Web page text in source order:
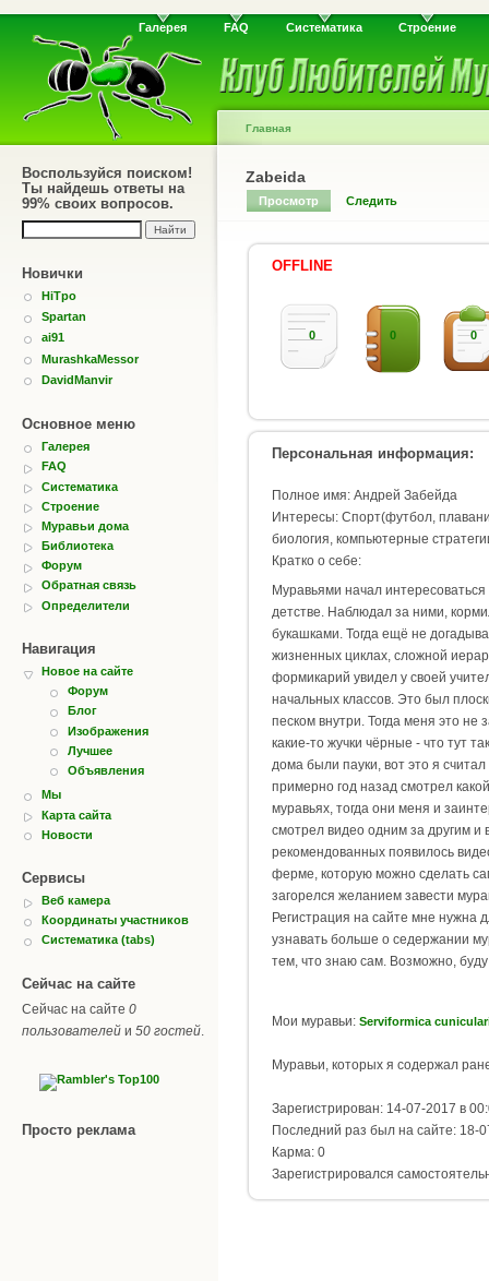
Галерея FAQ Систематика Строение
Воспользуйся поиском!
Ты найдешь ответы на
99% своих вопросов.
Новички
HiTpo
Spartan
ai91
MurashkaMessor
DavidManvir
Основное меню
Галерея
FAQ
Систематика
Строение
Муравьи дома
Библиотека
Форум
Обратная связь
Определители
Навигация
Новое на сайте
Форум
Блог
Изображения
Лучшее
Объявления
Мы
Карта сайта
Новости
Сервисы
Веб камера
Координаты участников
Систематика (tabs)
Сейчас на сайте
Сейчас на сайте 0
пользователей и 50 гостей.
Просто реклама
Главная
Zabeida
Просмотр Следить
OFFLINE
0 0 0
Персональная информация:
Полное имя: Андрей Забейда
Интересы: Спорт(футбол,
биология, компьютерные
Кратко о себе:
Муравьями начал
детстве. Наблюдал за ними,
букашками. Тогда ещё не
жизненных циклах, сложной
формикарий увидел у своей
начальных классов. Это был
песком внутри. Тогда меня это не
какие-то жучки чёрные - что тут
дома были пауки, вот это я
примерно год назад смотрел
муравьях, тогда они меня и
смотрел видео одним за другим и
рекомендованных появилось
ферме, которую можно сделать
загорелся желанием завести
Регистрация на сайте мне нужна
узнавать больше о седержании
тем, что знаю сам. Возможно, буду
Мои муравьи: Serviformica
Муравьи, которых я содержал
Зарегистрирован: 14-07-2017 в
Последний раз был на сайте: 18-
Карма: 0
Зарегистрировался